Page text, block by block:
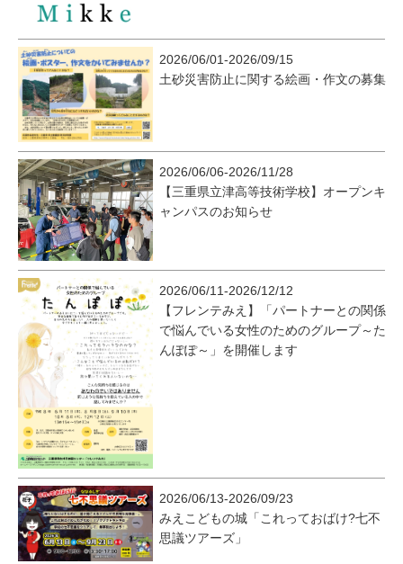
2026/06/01-2026/09/15
土砂災害防止に関する絵画・作文の募集
2026/06/06-2026/11/28
【三重県立津高等技術学校】オープンキ
ャンパスのお知らせ
2026/06/11-2026/12/12
【フレンテみえ】「パートナーとの関係
で悩んでいる女性のためのグループ～た
んぽぽ～」を開催します
2026/06/13-2026/09/23
みえこどもの城「これっておばけ?七不
思議ツアーズ」